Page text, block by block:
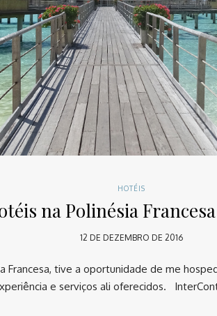
HOTÉIS
na Polinésia
12 DE DEZEMBRO DE 2016
Francesa, tive a oportunidade de me
e serviços ali oferecidos.